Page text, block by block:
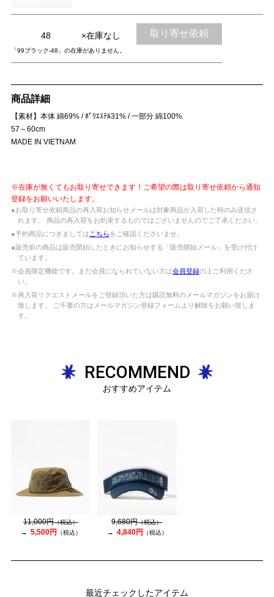
48 ×在庫なし 取り寄せ依頼
「99ブラック-48」の在庫がありません。
商品詳細
【素材】本体 綿69% / ﾎﾟﾘｴｽﾃﾙ31% / 一部分 綿100%
57～60cm
MADE IN VIETNAM
※在庫が無くてもお取り寄せできます！ご希望の際は取り寄せ依頼から通知
登録をお願いいたします。
●お取り寄せ依頼商品の再入荷お知らせメールは対象商品が入荷した時のみ送信さ
れます。 商品の再入荷をお約束するものではございませんのでご了承ください。
●予約商品につきましては こちらをご確認くださいませ。
●販売前の商品は販売開始したときにお知らせする「販売開始メール」を受け付け
ています。
※会員限定機能です。まだ会員になられていない方は会員登録の上ご利用くださ
い。
※再入荷リクエストメールをご登録頂いた方は購読無料のメールマガジンをお届け
致します。 ご不要の方はメールマガジン登録フォームより解除をお願い致しま
す。
RECOMMEND
おすすめアイテム
11,000円（税込）
5,500円 （税込）
9,680円（税込）
4,840円 （税込）
最近チェックしたアイテム